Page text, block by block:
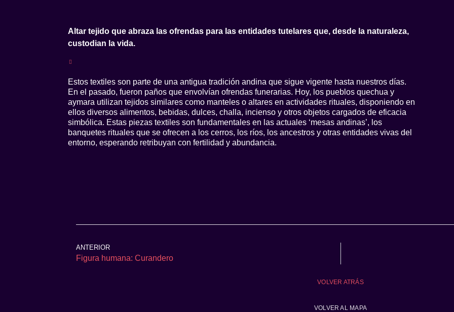
Altar tejido que abraza las ofrendas para las entidades tutelares que, desde la naturaleza,
custodian la vida.
Estos textiles son parte de una antigua tradición andina que sigue vigente hasta nuestros días.
En el pasado, fueron paños que envolvían ofrendas funerarias. Hoy, los pueblos quechua y
aymara utilizan tejidos similares como manteles o altares en actividades rituales, disponiendo en
ellos diversos alimentos, bebidas, dulces, challa, incienso y otros objetos cargados de eficacia
simbólica. Estas piezas textiles son fundamentales en las actuales ‘mesas andinas’, los
banquetes rituales que se ofrecen a los cerros, los ríos, los ancestros y otras entidades vivas del
entorno, esperando retribuyan con fertilidad y abundancia.
ANTERIOR
Figura humana: Curandero
VOLVER ATRÁS
VOLVER AL MAPA